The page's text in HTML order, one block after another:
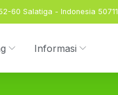
60 Salatiga - Indonesia 50711
Informasi